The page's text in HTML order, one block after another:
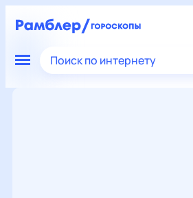
Поиск по интернету